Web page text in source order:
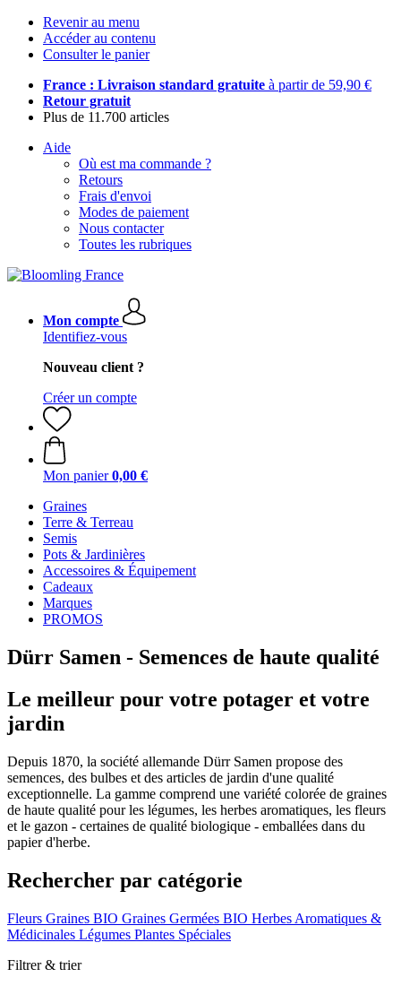
Revenir au menu
Accéder au contenu
Consulter le panier
France : Livraison standard gratuite à partir de 59,90 €
Retour gratuit
Plus de 11.700 articles
Aide
Où est ma commande ?
Retours
Frais d'envoi
Modes de paiement
Nous contacter
Toutes les rubriques
Mon compte
Identifiez-vous
Nouveau client ?
Créer un compte
Mon panier 0,00 €
Graines
Terre & Terreau
Semis
Pots & Jardinières
Accessoires & Équipement
Cadeaux
Marques
PROMOS
Dürr Samen - Semences de haute qualité
Le meilleur pour votre potager et votre
jardin
Depuis 1870, la société allemande Dürr Samen propose des
semences, des bulbes et des articles de jardin d'une qualité
exceptionnelle. La gamme comprend une variété colorée de graines
de haute qualité pour les légumes, les herbes aromatiques, les fleurs
et le gazon - certaines de qualité biologique - emballées dans du
papier d'herbe.
Rechercher par catégorie
Fleurs Graines BIO Graines Germées BIO Herbes Aromatiques &
Médicinales Légumes Plantes Spéciales
Filtrer & trier